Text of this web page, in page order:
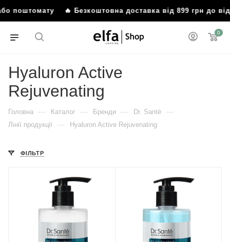
поштомату 🔥 Безкоштовна доставка від 899 грн до
0
Hyaluron Active
Rejuvenating
Головна — Каталог — Бренди — Dr. Santé —
Лінії продукції — Hyaluron Active Rejuvenating
ФІЛЬТР